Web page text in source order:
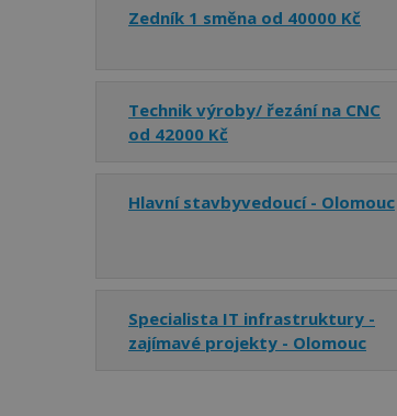
Zedník 1 směna od 40000 Kč
Technik výroby/ řezání na CNC
od 42000 Kč
Hlavní stavbyvedoucí - Olomouc
Specialista IT infrastruktury -
zajímavé projekty - Olomouc